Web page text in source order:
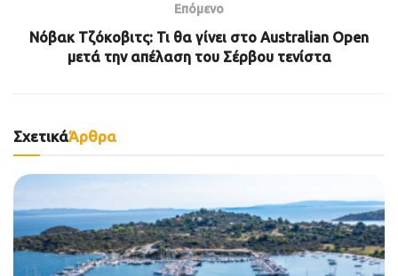
Επόμενο
Νόβακ Τζόκοβιτς: Τι θα γίνει στο Australian Open
μετά την απέλαση του Σέρβου τενίστα
ΣχετικάΆρθρα